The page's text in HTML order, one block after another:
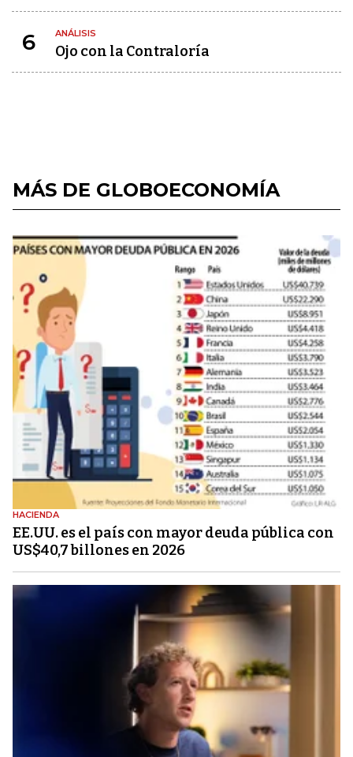
6 ANÁLISIS
Ojo con la Contraloría
MÁS DE GLOBOECONOMÍA
HACIENDA
EE.UU. es el país con mayor deuda pública con
US$40,7 billones en 2026